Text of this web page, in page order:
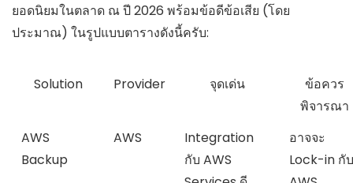
ยอดนิยมในตลาด ณ ปี 2026 พร้อมข้อดีข้อเสีย (โดย
ประมาณ) ในรูปแบบตารางดังนี้ครับ:
Solution Provider จุดเด่น
ข้อควร
พิจารณา
AWS
Backup
AWS
Integration
กับ AWS
อาจจะ
Lock-in กับ